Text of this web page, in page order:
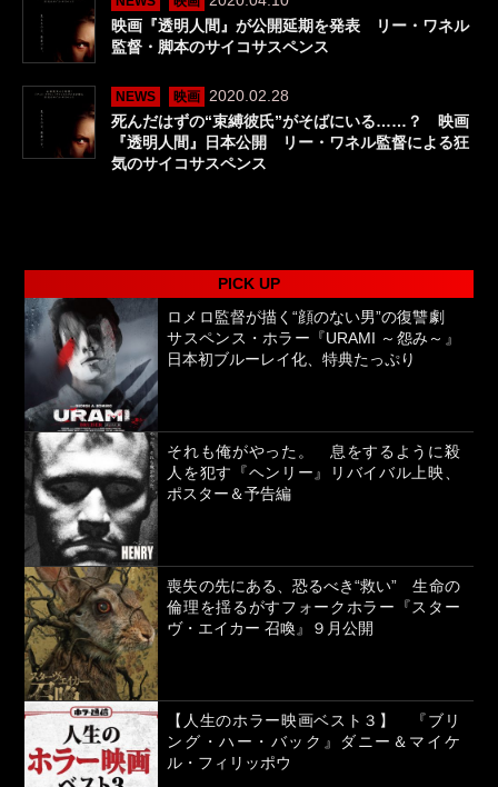
映画『透明人間』が公開延期を発表 リー・ワネル
監督・脚本のサイコサスペンス
NEWS 映画
2020.02.28
死んだはずの“束縛彼氏”がそばにいる……？ 映画
『透明人間』日本公開 リー・ワネル監督による狂
気のサイコサスペンス
PICK UP
ロメロ監督が描く“顔のない男”の復讐劇
サスペンス・ホラー『URAMI ～怨み～』
日本初ブルーレイ化、特典たっぷり
それも俺がやった。 息をするように殺
人を犯す『ヘンリー』リバイバル上映、
ポスター＆予告編
喪失の先にある、恐るべき“救い” 生命の
倫理を揺るがすフォークホラー『スター
ヴ・エイカー 召喚』９月公開
【人生のホラー映画ベスト３】 『ブリ
ング・ハー・バック』ダニー＆マイケ
ル・フィリッポウ